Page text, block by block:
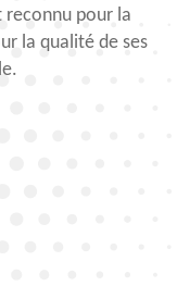
pour la
la qualité de ses